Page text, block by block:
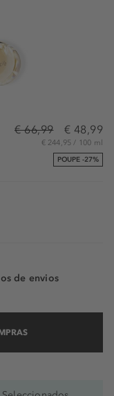
de Parfum
€ 66,99 € 48,99
€ 244,95 / 100 ml
POUPE -27%
de envios